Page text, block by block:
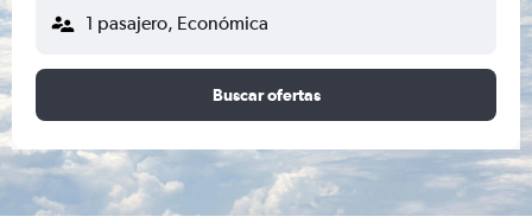
1 pasajero, Económica
Buscar ofertas